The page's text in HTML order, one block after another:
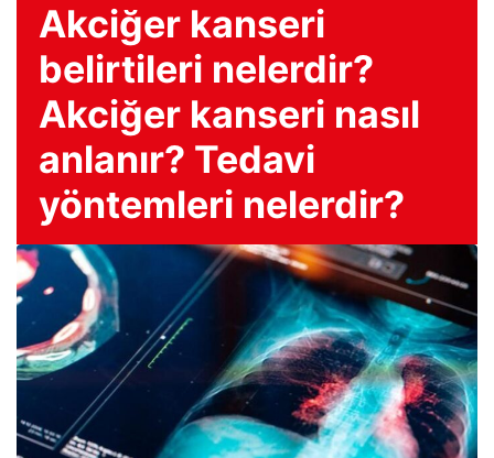
Akciğer kanseri
belirtileri nelerdir?
Akciğer kanseri nasıl
anlanır? Tedavi
yöntemleri nelerdir?